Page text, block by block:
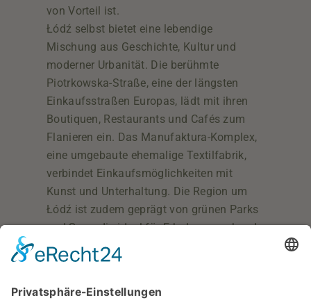
von Vorteil ist.
Łódź selbst bietet eine lebendige
Mischung aus Geschichte, Kultur und
moderner Urbanität. Die berühmte
Piotrkowska-Straße, eine der längsten
Einkaufsstraßen Europas, lädt mit ihren
Boutiquen, Restaurants und Cafés zum
Flanieren ein. Das Manufaktura-Komplex,
eine umgebaute ehemalige Textilfabrik,
verbindet Einkaufsmöglichkeiten mit
Kunst und Unterhaltung. Die Region um
Łódź ist zudem geprägt von grünen Parks
und Seen, die ideal für Erholungssuchende
sind.